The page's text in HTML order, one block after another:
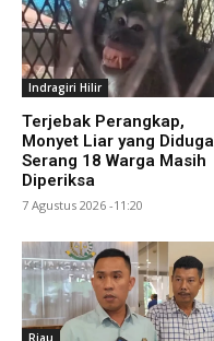
Indragiri Hilir
Terjebak Perangkap,
Monyet Liar yang Diduga
Serang 18 Warga Masih
Diperiksa
7 Agustus 2026 -11:20
Riau